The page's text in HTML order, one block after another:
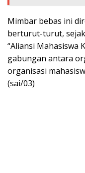
Mimbar bebas ini
berturut-turut,
“Aliansi Mahasiswa
gabungan antara
organisasi
(sai/03)